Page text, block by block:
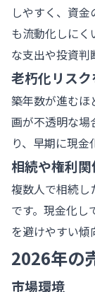
しやすく、資
も流動化しに
な支出や投資判
老朽化リス
築年数が進むほ
画が不透明な場
り、早期に現金
相続や権利
複数人で相続し
です。現金化し
を避けやすい傾
2026年の
市場環境